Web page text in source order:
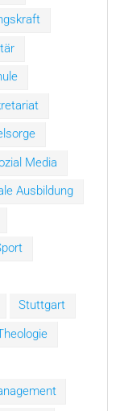
Media
Ausbildung
Stuttgart